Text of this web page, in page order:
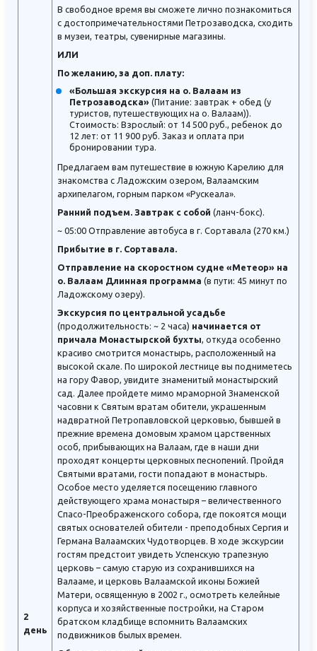
2
день
В свободное время вы сможете лично познакомиться
с достопримечательностями Петрозаводска, сходить
в музеи, театры, сувенирные магазины.
ИЛИ
По желанию, за доп. плату:
«Большая экскурсия на о. Валаам из
Петрозаводска» (Питание: завтрак + обед (у
туристов, путешествующих на о. Валаам)).
Стоимость: Взрослый: от 14 500 руб., ребенок до
12 лет: от 11 900 руб. Заказ и оплата при
бронировании тура.
Предлагаем вам путешествие в южную Карелию для
знакомства с Ладожским озером, Валаамским
архипелагом, горным парком «Рускеала».
Ранний подъем. Завтрак с собой (ланч-бокс).
~ 05:00 Отправление автобуса в г. Сортавала (270 км.)
Прибытие в г. Сортавала.
Отправление на скоростном судне «Метеор» на
о. Валаам Длинная программа (в пути: 45 минут по
Ладожскому озеру).
Экскурсия по центральной усадьбе
(продолжительность: ~ 2 часа) начинается от
причала Монастырской бухты, откуда особенно
красиво смотрится монастырь, расположенный на
высокой скале. По широкой лестнице вы подниметесь
на гору Фавор, увидите знаменитый монастырский
сад. Далее пройдете мимо мраморной Знаменской
часовни к Святым вратам обители, украшенным
надвратной Петропавловской церковью, бывшей в
прежние времена домовым храмом царственных
особ, прибывающих на Валаам, где в наши дни
проходят концерты церковных песнопений. Пройдя
Святыми вратами, гости попадают в монастырь.
Особое место уделяется посещению главного
действующего храма монастыря – величественного
Спасо-Преображенского собора, где покоятся мощи
святых основателей обители - преподобных Сергия и
Германа Валаамских Чудотворцев. В ходе экскурсии
гостям предстоит увидеть Успенскую трапезную
церковь – самую старую из сохранившихся на
Валааме, и церковь Валаамской иконы Божией
Матери, освященную в 2002 г., осмотреть келейные
корпуса и хозяйственные постройки, на Старом
братском кладбище вспомнить Валаамских
подвижников былых времен.